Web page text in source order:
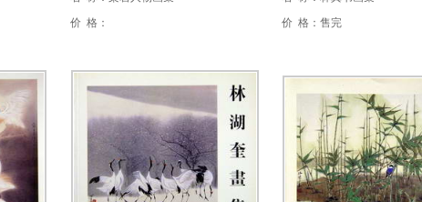
价 格：
价 格：售完